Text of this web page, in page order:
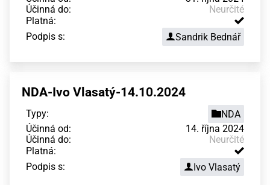
Účinná do:
Neurčité
Platná:
Podpis s:
Sandrik Bednář
NDA-Ivo Vlasatý-14.10.2024
Typy:
NDA
Účinná od:
14. října 2024
Účinná do:
Neurčité
Platná:
Podpis s:
Ivo Vlasatý